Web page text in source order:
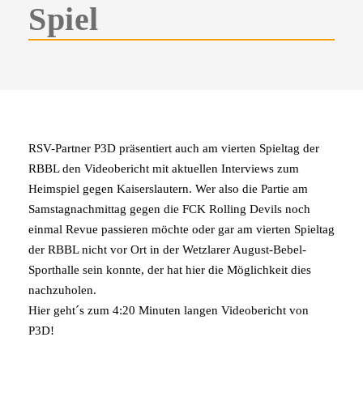
Spiel
RSV-Partner P3D präsentiert auch am vierten Spieltag der
RBBL den Videobericht mit aktuellen Interviews zum
Heimspiel gegen Kaiserslautern. Wer also die Partie am
Samstagnachmittag gegen die FCK Rolling Devils noch
einmal Revue passieren möchte oder gar am vierten Spieltag
der RBBL nicht vor Ort in der Wetzlarer August-Bebel-
Sporthalle sein konnte, der hat hier die Möglichkeit dies
nachzuholen.
Hier geht´s zum 4:20 Minuten langen Videobericht von
P3D!